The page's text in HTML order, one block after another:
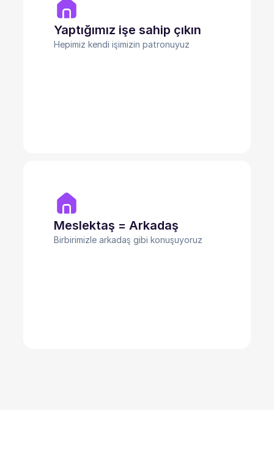
Yaptığımız işe sahip çıkın
Hepimiz kendi işimizin patronuyuz
Meslektaş = Arkadaş
Birbirimizle arkadaş gibi konuşuyoruz